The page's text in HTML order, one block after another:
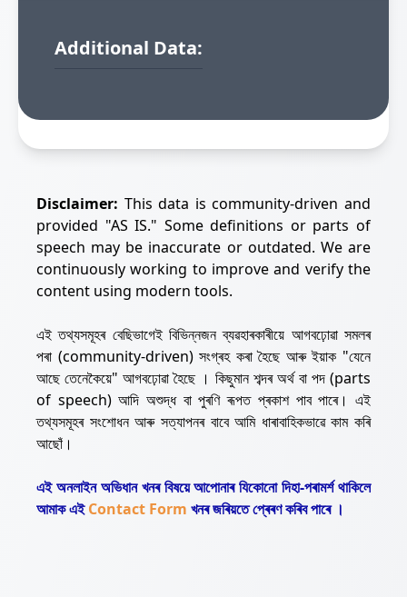
Additional Data:
Disclaimer: This data is community-driven and
provided "AS IS." Some definitions or parts of
speech may be inaccurate or outdated. We are
continuously working to improve and verify the
content using modern tools.
এই তথ্যসমূহৰ বেছিভাগেই বিভিন্নজন ব্যৱহাৰকাৰীয়ে আগবঢ়োৱা সমলৰ
পৰা (community-driven) সংগ্ৰহ কৰা হৈছে আৰু ইয়াক "যেনে
আছে তেনেকৈয়ে" আগবঢ়োৱা হৈছে । কিছুমান শব্দৰ অৰ্থ বা পদ (parts
of speech) আদি অশুদ্ধ বা পুৰণি ৰূপত প্ৰকাশ পাব পাৰে। এই
তথ্যসমূহৰ সংশোধন আৰু সত্যাপনৰ বাবে আমি ধাৰাবাহিকভাৱে কাম কৰি
আছোঁ।
এই অনলাইন অভিধান খনৰ বিষয়ে আপোনাৰ যিকোনো দিহা-পৰামৰ্শ থাকিলে
আমাক এইContact Form খনৰ জৰিয়তে প্ৰেৰণ কৰিব পাৰে ।